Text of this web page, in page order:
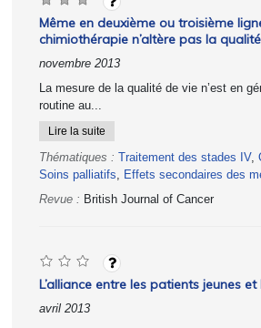
Même en deuxième ou troisième
chimiothérapie n’altère pas la
novembre 2013
La mesure de la qualité de vie n’est en
routine au...
Lire la suite
Thématiques : Traitement des stades IV,
Soins palliatifs, Effets secondaires des
Revue : British Journal of Cancer
L’alliance entre les patients jeunes
avril 2013